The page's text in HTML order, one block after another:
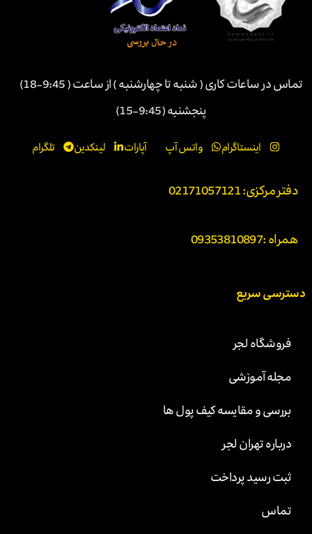
تماس در ساعات کاری ( شنبه تا چهارشنبه ) از ساعت ( 9:45-18)
پنجشنبه (9:45-15)
اینستاگرام واتس آپ آپارات لینکدین تلگرام
دفتر مرکزی: 02171057121
همراه :09353810897
دسترسی سریع
فروشگاه لجر
مجله آموزشی
بررسی و مقایسه کیف پول ها
درباره تهران لجر
ثبت رسید پرداخت
تماس